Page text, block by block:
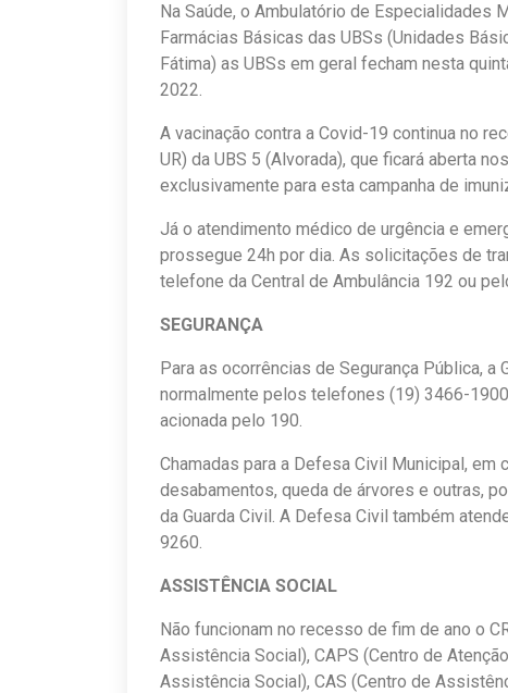
Na Saúde, o Ambulatório de Especialidades
Farmácias Básicas das UBSs (Unidades
Fátima) as UBSs em geral fecham nesta
2022.
A vacinação contra a Covid-19 continua no
UR) da UBS 5 (Alvorada), que ficará aberta
exclusivamente para esta campanha de
Já o atendimento médico de urgência e
prossegue 24h por dia. As solicitações de
telefone da Central de Ambulância 192 ou
SEGURANÇA
Para as ocorrências de Segurança Pública, a
normalmente pelos telefones (19) 3466-
acionada pelo 190.
Chamadas para a Defesa Civil Municipal,
desabamentos, queda de árvores e outras,
da Guarda Civil. A Defesa Civil também
9260.
ASSISTÊNCIA SOCIAL
Não funcionam no recesso de fim de ano o
Assistência Social), CAPS (Centro de
Assistência Social), CAS (Centro de